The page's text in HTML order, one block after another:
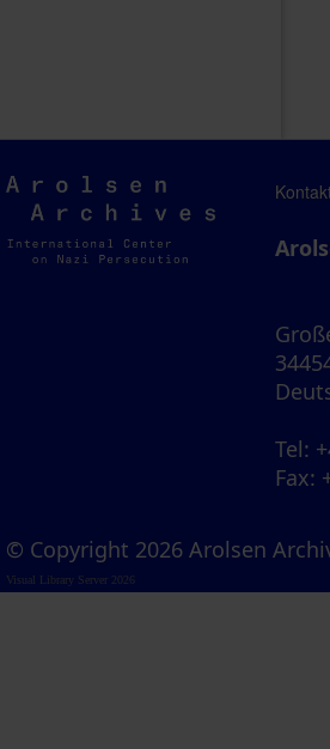
Arolsen
Archives
Tel:
Fax:
© Copyright 2026 Arolsen
Visual Library Server 2026